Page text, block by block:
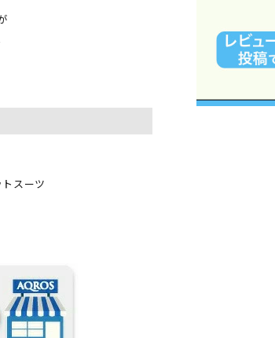
スーツ